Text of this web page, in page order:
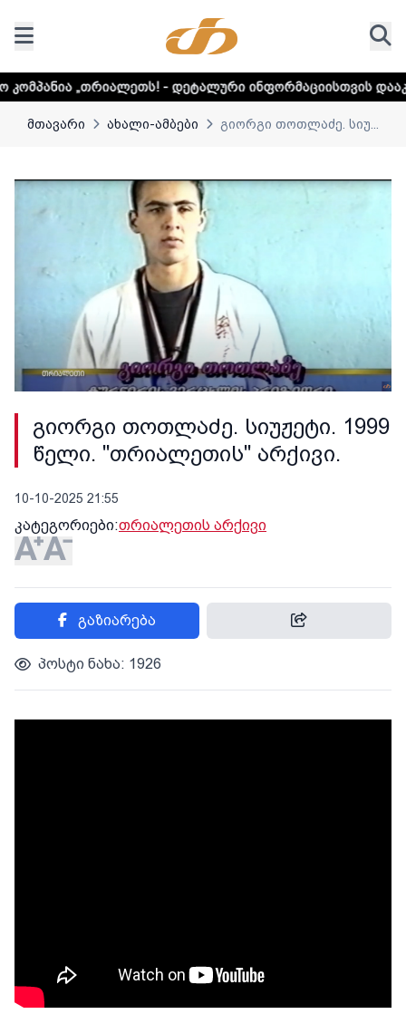
- დეტალური ინფორმაციისთვის დააკლიკეთ ლინკს
მთავარი ახალი-ამბები გიორგი თოთლაძე. სიუ...
გიორგი თოთლაძე. სიუჟეტი. 1999
წელი. "თრიალეთის" არქივი.
10-10-2025 21:55
კატეგორიები:თრიალეთის არქივი
გაზიარება
პოსტი ნახა: 1926